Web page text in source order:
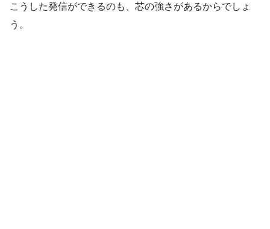
こうした発信ができるのも、芯の強さがあるからでしょ
う。